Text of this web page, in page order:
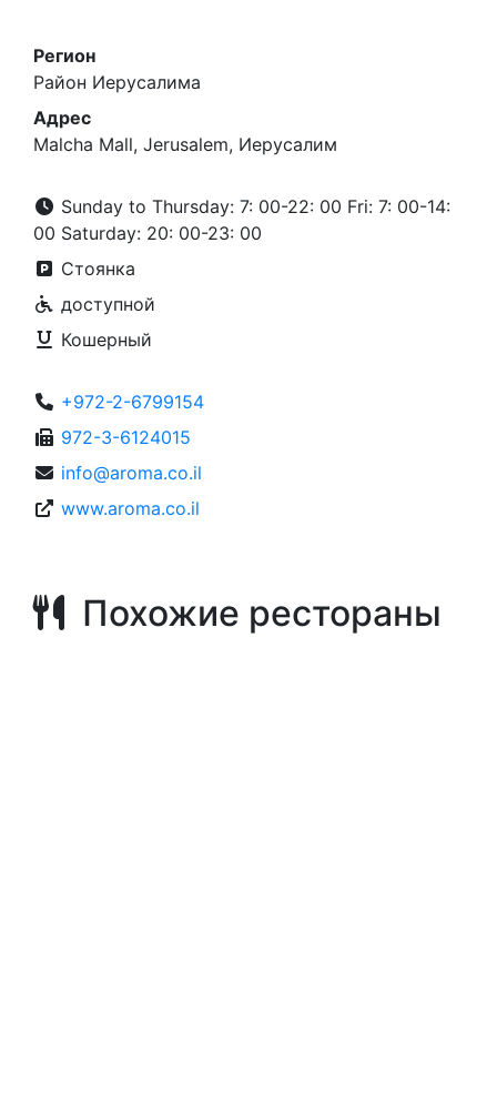
Регион
Район Иерусалима
Адрес
Malcha Mall, Jerusalem, Иерусалим
Sunday to Thursday: 7: 00-22: 00 Fri: 7: 00-14:
00 Saturday: 20: 00-23: 00
Стоянка
доступной
Кошерный
+972-2-6799154
972-3-6124015
info@aroma.co.il
www.aroma.co.il
Похожие рестораны